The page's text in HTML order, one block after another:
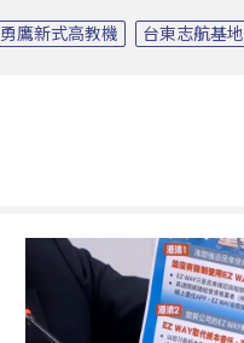
勇鷹新式高教機 台東志航基地